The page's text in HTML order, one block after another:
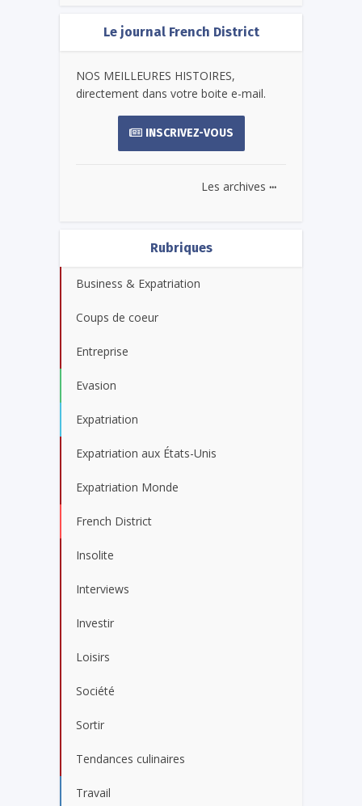
Le journal French District
NOS MEILLEURES HISTOIRES,
directement dans votre boite e-mail.
INSCRIVEZ-VOUS
Les archives ...
Rubriques
Business & Expatriation
Coups de coeur
Entreprise
Evasion
Expatriation
Expatriation aux États-Unis
Expatriation Monde
French District
Insolite
Interviews
Investir
Loisirs
Société
Sortir
Tendances culinaires
Travail